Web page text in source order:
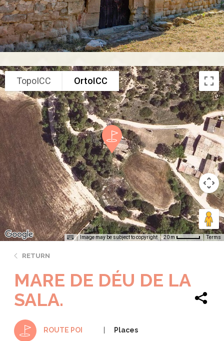
TopoICC OrtoICC
Image may be subject to copyright 20 m Terms
RETURN
MARE DE DÉU DE LA
SALA.
ROUTE POI Places